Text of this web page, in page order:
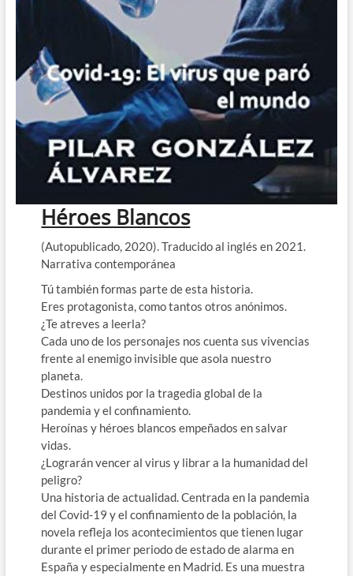
Héroes Blancos
(Autopublicado, 2020). Traducido al inglés en 2021.
Narrativa contemporánea
Tú también formas parte de esta historia.
Eres protagonista, como tantos otros anónimos.
¿Te atreves a leerla?
Cada uno de los personajes nos cuenta sus vivencias
frente al enemigo invisible que asola nuestro
planeta.
Destinos unidos por la tragedia global de la
pandemia y el confinamiento.
Heroínas y héroes blancos empeñados en salvar
vidas.
¿Lograrán vencer al virus y librar a la humanidad del
peligro?
Una historia de actualidad. Centrada en la pandemia
del Covid-19 y el confinamiento de la población, la
novela refleja los acontecimientos que tienen lugar
durante el primer periodo de estado de alarma en
España y especialmente en Madrid. Es una muestra